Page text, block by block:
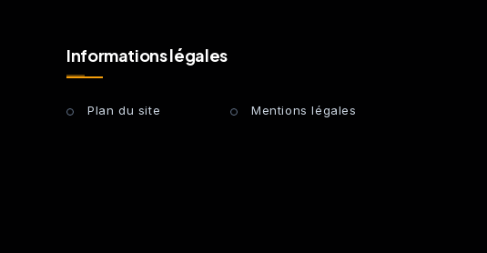
Informations légales
Plan du site Mentions légales